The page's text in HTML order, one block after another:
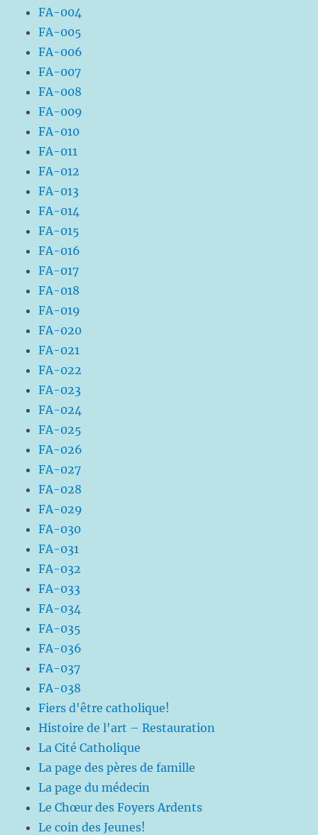
FA-004
FA-005
FA-006
FA-007
FA-008
FA-009
FA-010
FA-011
FA-012
FA-013
FA-014
FA-015
FA-016
FA-017
FA-018
FA-019
FA-020
FA-021
FA-022
FA-023
FA-024
FA-025
FA-026
FA-027
FA-028
FA-029
FA-030
FA-031
FA-032
FA-033
FA-034
FA-035
FA-036
FA-037
FA-038
Fiers d'être catholique!
Histoire de l'art – Restauration
La Cité Catholique
La page des pères de famille
La page du médecin
Le Chœur des Foyers Ardents
Le coin des Jeunes!